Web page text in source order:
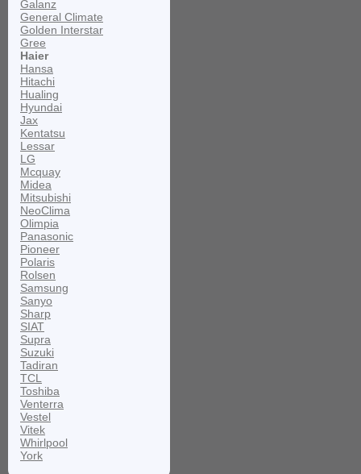
Galanz
General Climate
Golden Interstar
Gree
Haier
Hansa
Hitachi
Hualing
Hyundai
Jax
Kentatsu
Lessar
LG
Mcquay
Midea
Mitsubishi
NeoClima
Olimpia
Panasonic
Pioneer
Polaris
Rolsen
Samsung
Sanyo
Sharp
SIAT
Supra
Suzuki
Tadiran
TCL
Toshiba
Venterra
Vestel
Vitek
Whirlpool
York